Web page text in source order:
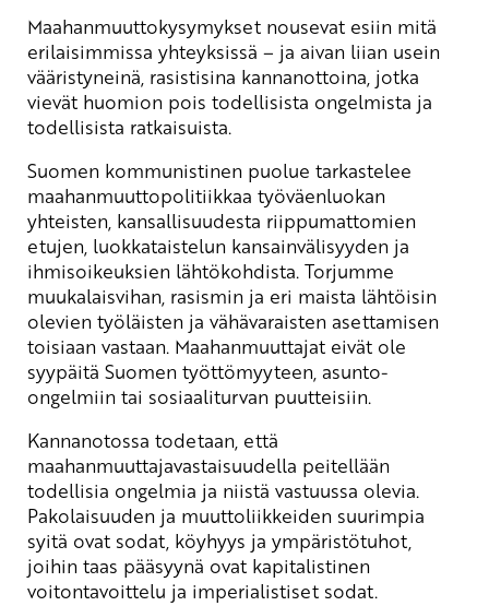
Maahanmuuttokysymykset nousevat esiin mitä
erilaisimmissa yhteyksissä – ja aivan liian usein
vääristyneinä, rasistisina kannanottoina, jotka
vievät huomion pois todellisista ongelmista ja
todellisista ratkaisuista.
Suomen kommunistinen puolue tarkastelee
maahanmuuttopolitiikkaa työväenluokan
yhteisten, kansallisuudesta riippumattomien
etujen, luokkataistelun kansainvälisyyden ja
ihmisoikeuksien lähtökohdista. Torjumme
muukalaisvihan, rasismin ja eri maista lähtöisin
olevien työläisten ja vähävaraisten asettamisen
toisiaan vastaan. Maahanmuuttajat eivät ole
syypäitä Suomen työttömyyteen, asunto-
ongelmiin tai sosiaaliturvan puutteisiin.
Kannanotossa todetaan, että
maahanmuuttajavastaisuudella peitellään
todellisia ongelmia ja niistä vastuussa olevia.
Pakolaisuuden ja muuttoliikkeiden suurimpia
syitä ovat sodat, köyhyys ja ympäristötuhot,
joihin taas pääsyynä ovat kapitalistinen
voitontavoittelu ja imperialistiset sodat.